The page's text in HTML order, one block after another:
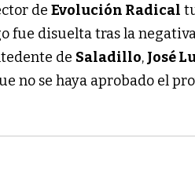
deEvolución Radical
fue disuelta tras la
de Saladillo, José
no se haya aprobado el